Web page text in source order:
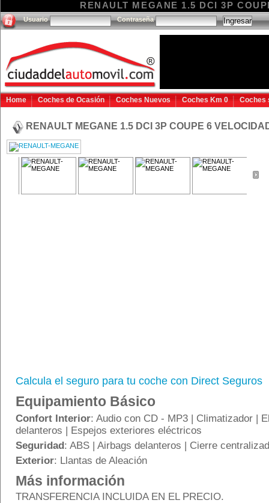
RENAULT MEGANE 1.5 DCI 3P
Usuario Contraseña
Home Coches de Ocasión Coches Nuevos Coches Km 0 Coches
RENAULT MEGANE 1.5 DCI 3P COUPE 6
Calcula el seguro para tu coche con Direct Seguros
Equipamiento Básico
Confort Interior: Audio con CD - MP3 | Climatizador |
delanteros | Espejos exteriores eléctricos
Seguridad: ABS | Airbags delanteros | Cierre
Exterior: Llantas de Aleación
Más información
TRANSFERENCIA INCLUIDA EN EL PRECIO.